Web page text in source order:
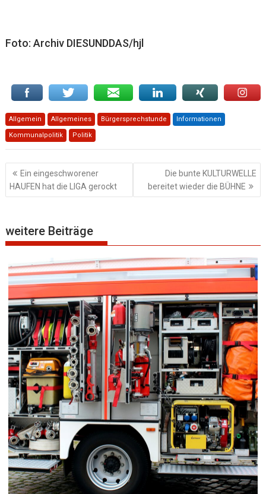
Foto: Archiv DIESUNDDAS/hjl
Allgemein Allgemeines Bürgersprechstunde Informationen
Kommunalpolitik Politik
Beitragsnavigation
Ein eingeschworener
HAUFEN hat die LIGA gerockt
Die bunte KULTURWELLE
bereitet wieder die BÜHNE
weitere Beiträge